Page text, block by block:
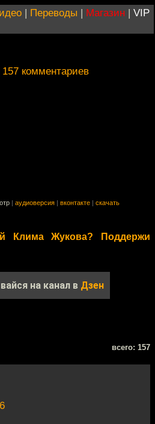
| Переводы | Магазин | VIP
157 комментариев
аудиоверсия вконтакте скачать
Клима Жукова? Поддержи
на канал в Дзен
всего: 157